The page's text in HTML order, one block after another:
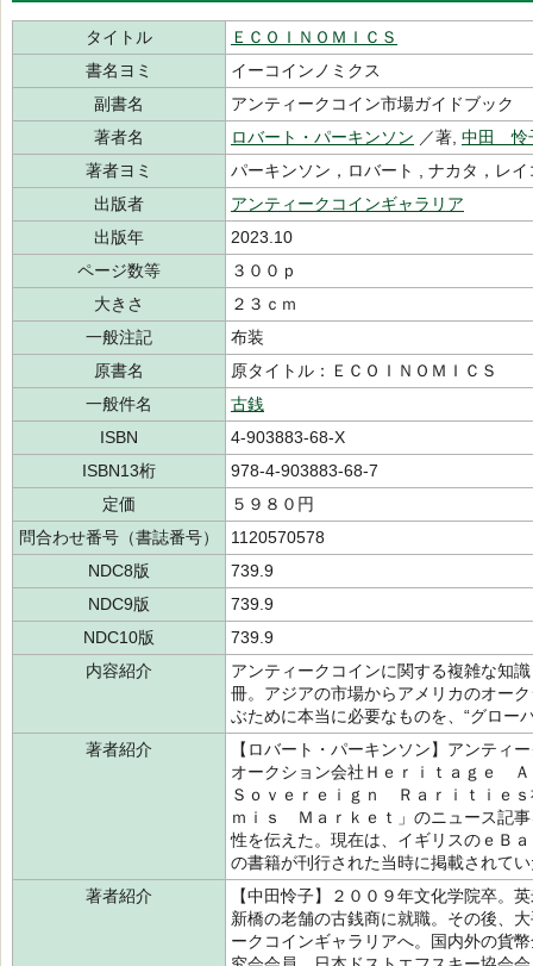
タイトル
ＥＣＯＩＮＯＭＩＣＳ
書名ヨミ
イーコインノミクス
副書名
アンティークコイン市場ガイドブック
著者名
ロバート・パーキンソン ／著, 中田 怜
著者ヨミ
パーキンソン，ロバート , ナカタ，レ
出版者
アンティークコインギャラリア
出版年
2023.10
ページ数等
３００ｐ
大きさ
２３ｃｍ
一般注記
布装
原書名
原タイトル：ＥＣＯＩＮＯＭＩＣＳ
一般件名
古銭
ISBN
4-903883-68-X
ISBN13桁
978-4-903883-68-7
定価
５９８０円
問合わせ番号（書誌番号）
1120570578
NDC8版
739.9
NDC9版
739.9
NDC10版
739.9
内容紹介
アンティークコインに関する複雑な知
冊。アジアの市場からアメリカのオー
ぶために本当に必要なものを、“グロー
著者紹介
【ロバート・パーキンソン】アンティ
オークション会社Ｈｅｒｉｔａｇｅ
Ｓｏｖｅｒｅｉｇｎ Ｒａｒｉｔｉｅ
ｍｉｓ Ｍａｒｋｅｔ」のニュース記
性を伝えた。現在は、イギリスのｅＢ
の書籍が刊行された当時に掲載されて
著者紹介
【中田怜子】２００９年文化学院卒。
新橋の老舗の古銭商に就職。その後、
ークコインギャラリアへ。国内外の貨